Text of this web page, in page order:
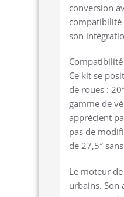
conversion
compatibilité
son
Ce kit se
de roues :
gamme de
apprécient
pas de
de 27,5″
Le moteur
urbains. Son